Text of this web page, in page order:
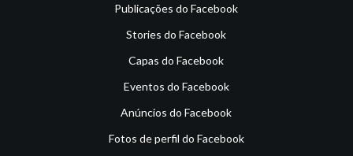
Publicações do Facebook
Stories do Facebook
Capas do Facebook
Eventos do Facebook
Anúncios do Facebook
Fotos de perfil do Facebook